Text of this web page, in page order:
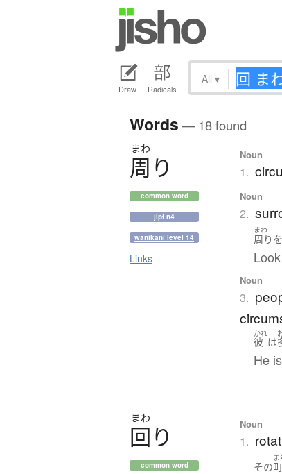
Draw Radicals
All ▾
Words — 18 found
まわ
周 り
common word
jlpt n4
wanikani level 14
Links
Noun
1.
Noun
2.
まわ
周り を
Noun
3.
かれ
彼 は
He
まわ
回り
common word
Noun
1.
その
ま
町